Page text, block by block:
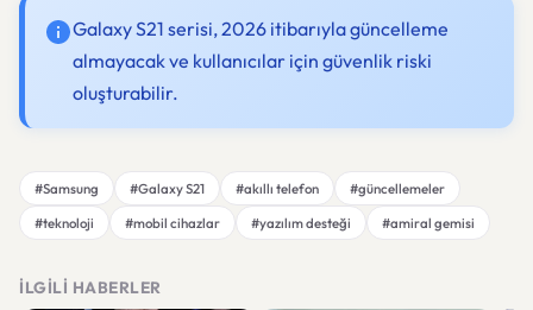
Galaxy S21 serisi, 2026 itibarıyla güncelleme
almayacak ve kullanıcılar için güvenlik riski
oluşturabilir.
#Samsung #Galaxy S21 #akıllı telefon
#güncellemeler
#teknoloji
#mobil cihazlar #yazılım desteği #amiral gemisi
İLGILI HABERLER